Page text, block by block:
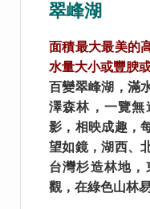
翠峰湖
面積最大最美的
水量大小或豐腴
百變翠峰湖，滿
澤森林，一覽無
影，相映成趣，
望如鏡，湖西、
台灣杉造林地
觀，在綠色山林